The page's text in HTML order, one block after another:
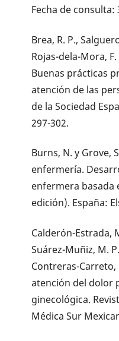
Fecha de consulta:
Brea, R. P.,
Rojas-dela-Mora,
Buenas prácticas
atención de las
de la Sociedad
297-302.
Burns, N. y Grove,
enfermería.
enfermera basada
edición). España:
Calderón-Estrada,
Suárez-Muñiz, M.
Contreras-Carreto,
atención del dolor
ginecológica.
Médica Sur